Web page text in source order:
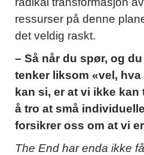
ressurser på denne
det veldig raskt.
– Så når du spør, og
tenker liksom «vel,
kan si, er at vi ikke
å tro at små
forsikrer oss om at vi
The End har enda ikke